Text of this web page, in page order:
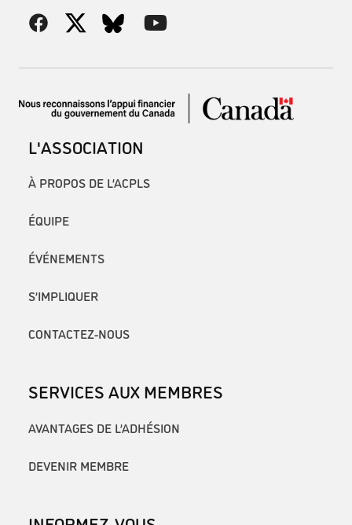
L'ASSOCIATION
À PROPOS DE L’ACPLS
ÉQUIPE
ÉVÉNEMENTS
S’IMPLIQUER
CONTACTEZ-NOUS
SERVICES AUX MEMBRES
AVANTAGES DE L’ADHÉSION
DEVENIR MEMBRE